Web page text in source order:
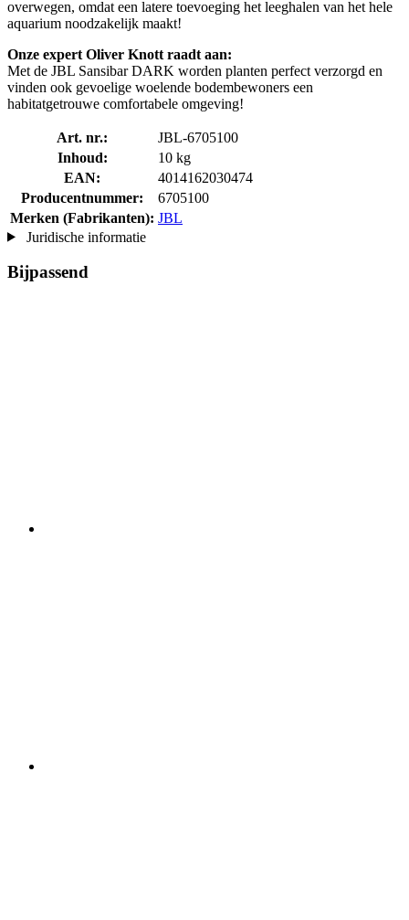
overwegen, omdat een latere toevoeging het leeghalen van het hele
aquarium noodzakelijk maakt!
Onze expert Oliver Knott raadt aan:
Met de JBL Sansibar DARK worden planten perfect verzorgd en
vinden ook gevoelige woelende bodembewoners een
habitatgetrouwe comfortabele omgeving!
Art. nr.:
JBL-6705100
Inhoud:
10 kg
EAN:
4014162030474
Producentnummer:
6705100
Merken (Fabrikanten): JBL
Juridische informatie
Bijpassend